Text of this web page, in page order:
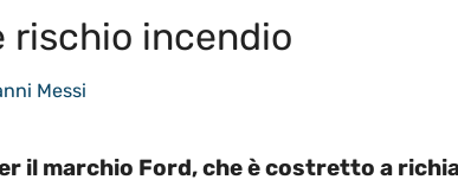
rischio incendio
Messi
il marchio Ford, che è costretto a